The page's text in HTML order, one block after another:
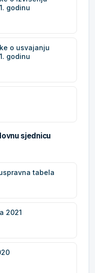
godinu
o usvajanju
godinu
sjednicu
tabela
2021